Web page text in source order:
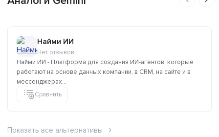
Найми ИИ
Нет отзывов
Найми ИИ - Платформа для создания ИИ-агентов, которые
работают на основе данных компании, в CRM, на сайте и в
мессенджерах...
Сравнить
Показать все альтернативы